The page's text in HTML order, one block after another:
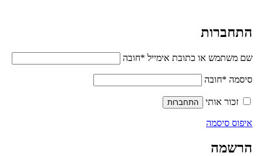
התחברות
שם משתמש או כתובת אימייל *חובה
סיסמה *חובה
זכור אותי התחברות
איפוס סיסמה
הרשמה